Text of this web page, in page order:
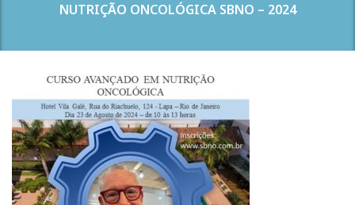
NUTRIÇÃO ONCOLÓGICA SBNO – 2024